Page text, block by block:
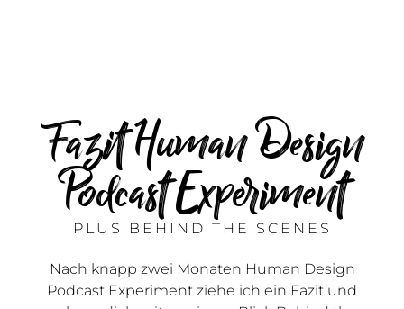
Fazit Human Design
Podcast Experiment
PLUS BEHIND THE SCENES
Nach knapp zwei Monaten Human Design
Podcast Experiment ziehe ich ein Fazit und